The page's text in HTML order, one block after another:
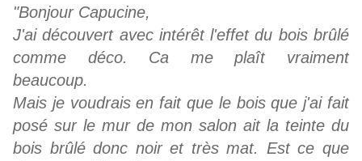
"Bonjour Capucine,
J'ai découvert avec intérêt l'effet du bois brûlé
comme déco. Ca me plaît vraiment
beaucoup.
Mais je voudrais en fait que le bois que j'ai fait
posé sur le mur de mon salon ait la teinte du
bois brûlé donc noir et très mat. Est ce que